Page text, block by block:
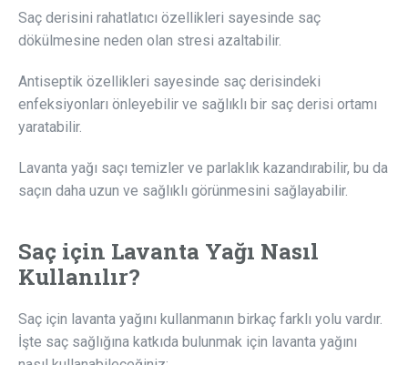
Saç derisini rahatlatıcı özellikleri sayesinde saç
dökülmesine neden olan stresi azaltabilir.
Antiseptik özellikleri sayesinde saç derisindeki
enfeksiyonları önleyebilir ve sağlıklı bir saç derisi ortamı
yaratabilir.
Lavanta yağı saçı temizler ve parlaklık kazandırabilir, bu da
saçın daha uzun ve sağlıklı görünmesini sağlayabilir.
Saç için Lavanta Yağı Nasıl
Kullanılır?
Saç için lavanta yağını kullanmanın birkaç farklı yolu vardır.
İşte saç sağlığına katkıda bulunmak için lavanta yağını